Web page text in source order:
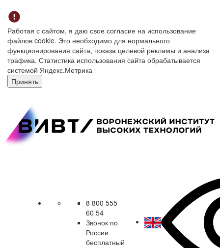
Работая с сайтом, я даю свое согласие на использование
файлов cookie. Это необходимо для нормального
функционирования сайта, показа целевой рекламы и анализа
трафика. Статистика использования сайта обрабатывается
системой Яндекс.Метрика
Принять
8 800 555
60 54
Звонок по
России
бесплатный